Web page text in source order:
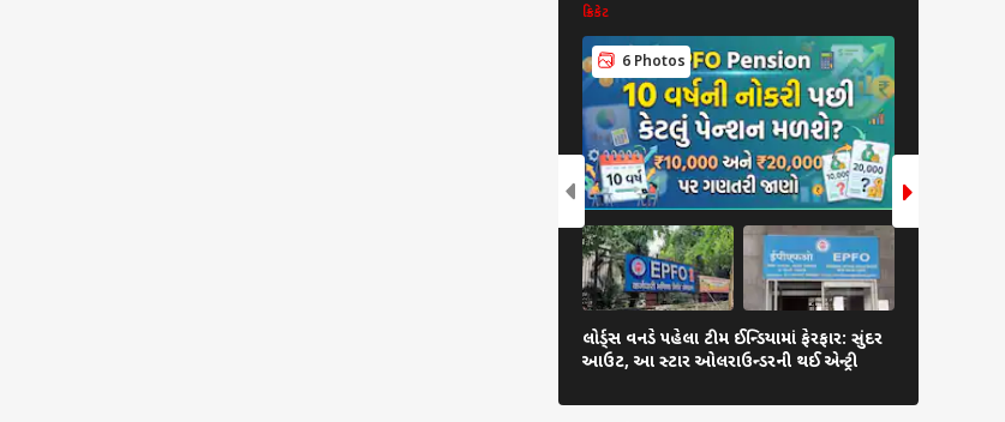
ક્રિકેટ
6 Photos
લોર્ડ્સ વનડે પહેલા ટીમ ઈન્ડિયામાં ફેરફાર: સુંદર
આઉટ, આ સ્ટાર ઓલરાઉન્ડરની થઈ એન્ટ્રી